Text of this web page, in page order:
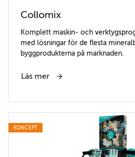
Collomix
Komplett maskin- och
med lösningar för de flesta
byggprodukterna på marknaden.
Läs mer
KONCEPT